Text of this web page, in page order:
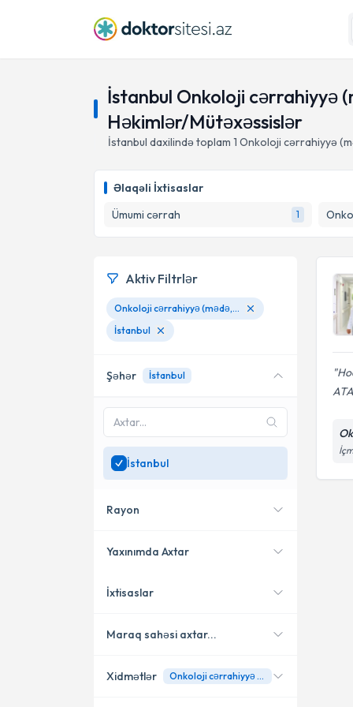
İstanbul Onkoloji cərrahiyyə
Həkimlər/Mütəxəssislər
İstanbul daxilində toplam 1 Onkoloji cərrahiyyə
Əlaqəli İxtisaslar
Ümumi cərrah
1
Aktiv Filtrlər
Onkoloji cərrahiyyə (mədə, kolon və düz bağırsaq xərçəngləri)
İstanbul
Şəhər İstanbul
İstanbul
Rayon
Tuzla
Yaxınımda Axtar
Yerləşməmə yaxın
İxtisaslar
Ümumi cərrah
Maraq sahəsi axtar...
Xidmətlər Onkoloji cərrahiyyə (mədə, kolon və düz bağırsaq xərçəngləri)